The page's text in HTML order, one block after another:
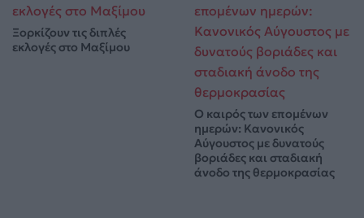
Ξορκίζουν τις διπλές
εκλογές στο Μαξίμου
Ο καιρός των επομένων
ημερών: Κανονικός
Αύγουστος με δυνατούς
βοριάδες και σταδιακή
άνοδο της θερμοκρασίας